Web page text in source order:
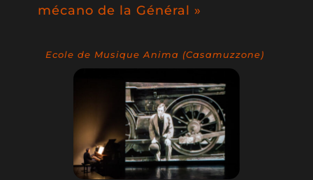
mécano de la Général »
Ecole de Musique Anima (Casamuzzone)